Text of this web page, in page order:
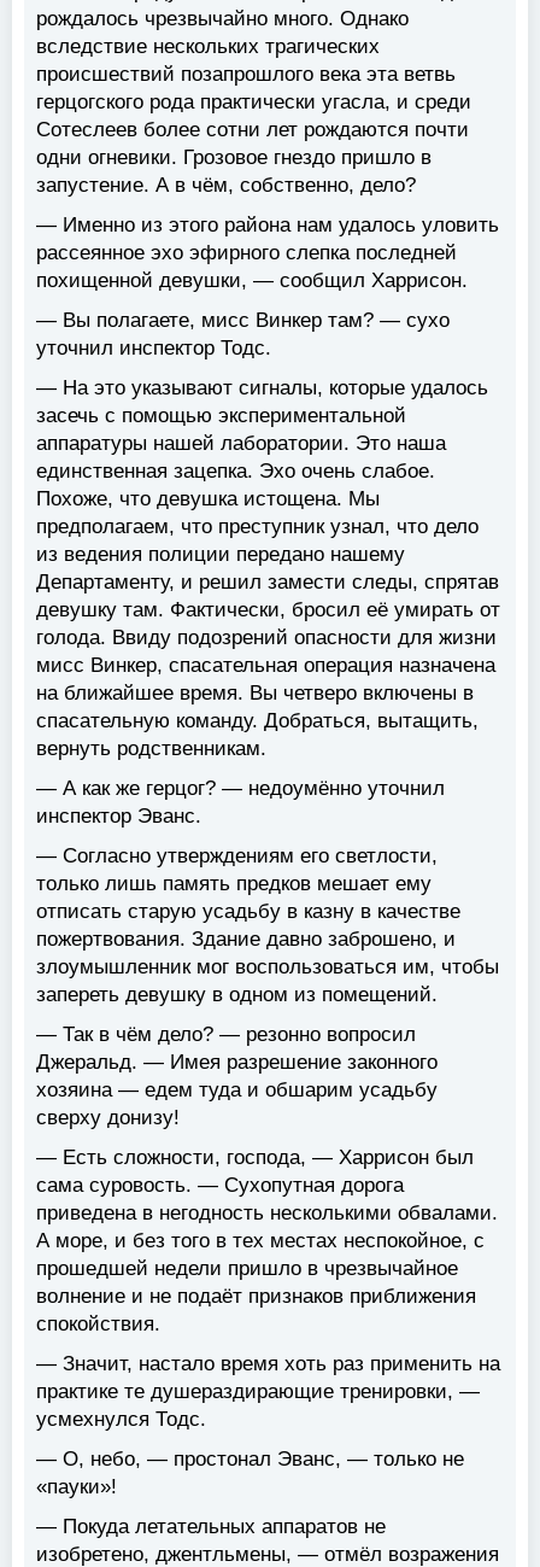
рождалось чрезвычайно много. Однако
вследствие нескольких трагических
происшествий позапрошлого века эта ветвь
герцогского рода практически угасла, и среди
Сотеслеев более сотни лет рождаются почти
одни огневики. Грозовое гнездо пришло в
запустение. А в чём, собственно, дело?
— Именно из этого района нам удалось уловить
рассеянное эхо эфирного слепка последней
похищенной девушки, — сообщил Харрисон.
— Вы полагаете, мисс Винкер там? — сухо
уточнил инспектор Тодс.
— На это указывают сигналы, которые удалось
засечь с помощью экспериментальной
аппаратуры нашей лаборатории. Это наша
единственная зацепка. Эхо очень слабое.
Похоже, что девушка истощена. Мы
предполагаем, что преступник узнал, что дело
из ведения полиции передано нашему
Департаменту, и решил замести следы, спрятав
девушку там. Фактически, бросил её умирать от
голода. Ввиду подозрений опасности для жизни
мисс Винкер, спасательная операция назначена
на ближайшее время. Вы четверо включены в
спасательную команду. Добраться, вытащить,
вернуть родственникам.
— А как же герцог? — недоумённо уточнил
инспектор Эванс.
— Согласно утверждениям его светлости,
только лишь память предков мешает ему
отписать старую усадьбу в казну в качестве
пожертвования. Здание давно заброшено, и
злоумышленник мог воспользоваться им, чтобы
запереть девушку в одном из помещений.
— Так в чём дело? — резонно вопросил
Джеральд. — Имея разрешение законного
хозяина — едем туда и обшарим усадьбу
сверху донизу!
— Есть сложности, господа, — Харрисон был
сама суровость. — Сухопутная дорога
приведена в негодность несколькими обвалами.
А море, и без того в тех местах неспокойное, с
прошедшей недели пришло в чрезвычайное
волнение и не подаёт признаков приближения
спокойствия.
— Значит, настало время хоть раз применить на
практике те душераздирающие тренировки, —
усмехнулся Тодс.
— О, небо, — простонал Эванс, — только не
«пауки»!
— Покуда летательных аппаратов не
изобретено, джентльмены, — отмёл возражения